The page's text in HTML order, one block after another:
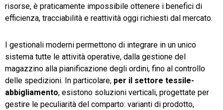
risorse, è praticamente impossibile ottenere i benefici di
efficienza, tracciabilità e reattività oggi richiesti dal mercato.
I gestionali moderni permettono di integrare in un unico
sistema tutte le attività operative, dalla gestione del
magazzino alla pianificazione degli ordini, fino al controllo
delle spedizioni. In particolare, per il settore tessile-
abbigliamento, esistono soluzioni verticali, progettate per
gestire le peculiarità del comparto: varianti di prodotto,